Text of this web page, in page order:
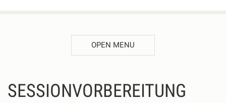
OPEN MENU
SESSIONVORBEREITUNG